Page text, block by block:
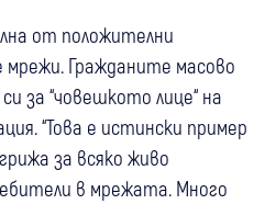
от положителни
Гражданите масово
за “човешкото лице“ на
“Това е истински пример
за всяко живо
в мрежата. Много